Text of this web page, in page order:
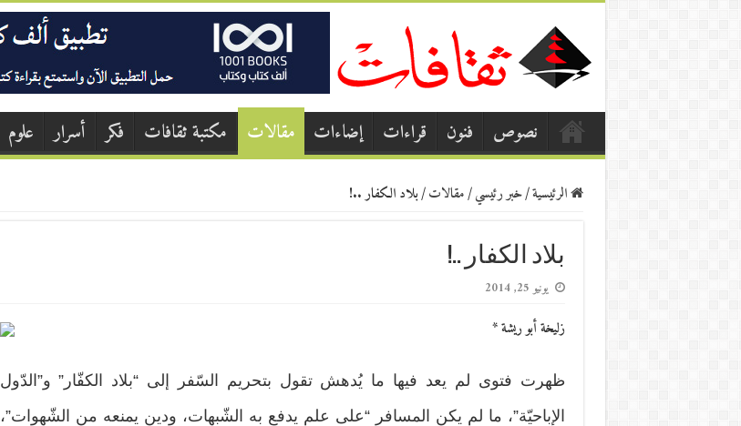
نصوص فنون قراءات إضاءات مقالات مكتبة ثقافات فكر أسرار علوم
الرئيسية/خبر رئيسي/مقالات/بلاد الكفار ..!
بلاد الكفار ..!
يونيو 25, 2014
زليخة أبو ريشة *
ظهرت فتوى لم يعد فيها ما يُدهش تقول بتحريم السّفر إلى “بلاد الكفّار” و”الدّول
الإباحيّة”، ما لم يكن المسافر “على علم يدفع به الشّبهات، ودين يمنعه من الشّهوات”،